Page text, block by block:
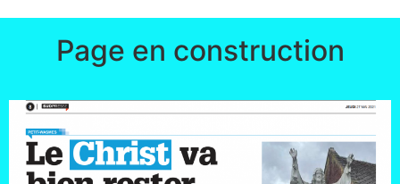
Page en construction